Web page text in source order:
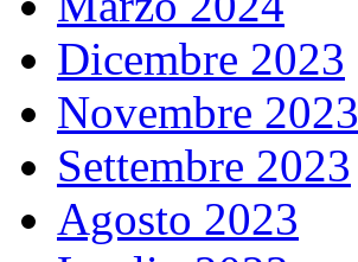
Dicembre 2023
Novembre 2023
Settembre 2023
Agosto 2023